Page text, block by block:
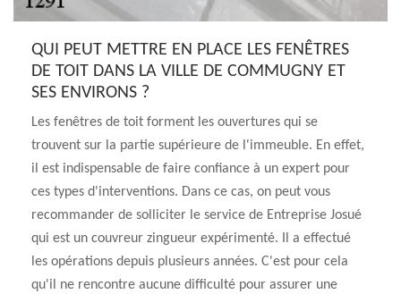
QUI PEUT METTRE EN PLACE LES FENÊTRES
DE TOIT DANS LA VILLE DE COMMUGNY ET
SES ENVIRONS ?
Les fenêtres de toit forment les ouvertures qui se
trouvent sur la partie supérieure de l'immeuble. En effet,
il est indispensable de faire confiance à un expert pour
ces types d'interventions. Dans ce cas, on peut vous
recommander de solliciter le service de Entreprise Josué
qui est un couvreur zingueur expérimenté. Il a effectué
les opérations depuis plusieurs années. C'est pour cela
qu'il ne rencontre aucune difficulté pour assurer une